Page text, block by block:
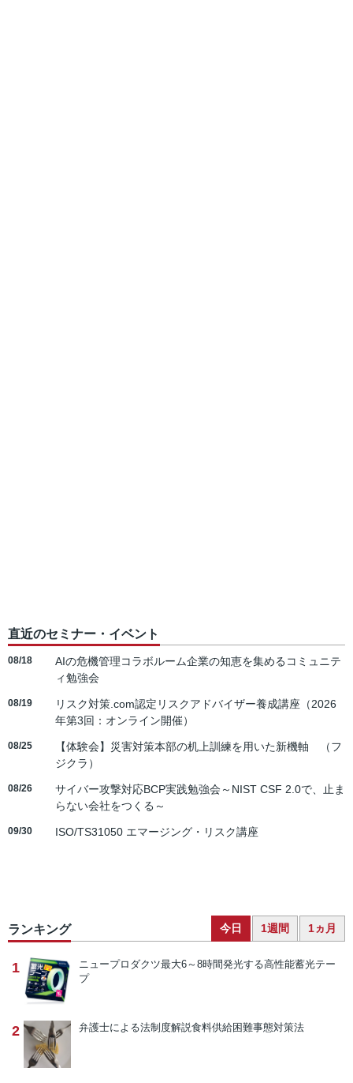
直近のセミナー・イベント
08/18
AIの危機管理コラボルーム企業の知恵を集めるコミュニテ
ィ勉強会
08/19
リスク対策.com認定リスクアドバイザー養成講座（2026
年第3回：オンライン開催）
08/25
【体験会】災害対策本部の机上訓練を用いた新機軸 （フ
ジクラ）
08/26
サイバー攻撃対応BCP実践勉強会～NIST CSF 2.0で、止ま
らない会社をつくる～
09/30 ISO/TS31050 エマージング・リスク講座
ランキング 今日 1週間 1ヵ月
1 ニュープロダクツ最大6～8時間発光する高性能蓄光テー
プ
2 弁護士による法制度解説食料供給困難事態対策法